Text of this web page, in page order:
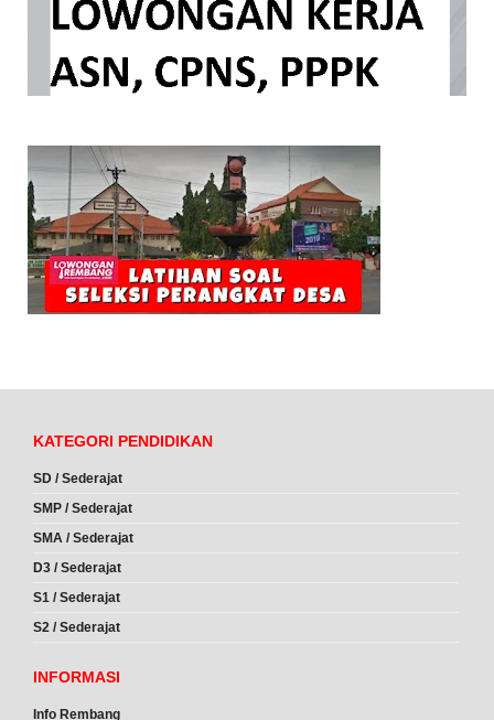
KATEGORI PENDIDIKAN
SD / Sederajat
SMP / Sederajat
SMA / Sederajat
D3 / Sederajat
S1 / Sederajat
S2 / Sederajat
INFORMASI
Info Rembang